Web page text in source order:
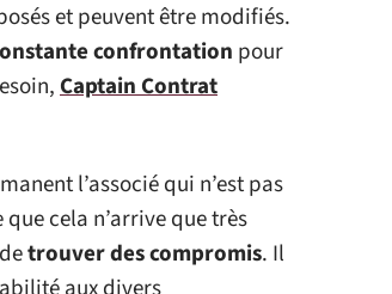
et peuvent être modifiés.
confrontation pour
Captain Contrat
l’associé qui n’est pas
cela n’arrive que très
trouver des compromis. Il